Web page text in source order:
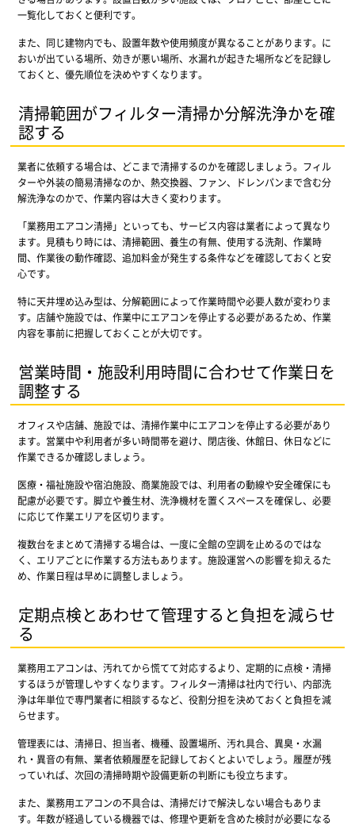
一覧化しておくと便利です。
また、同じ建物内でも、設置年数や使用頻度が異なることがあります。に
おいが出ている場所、効きが悪い場所、水漏れが起きた場所などを記録し
ておくと、優先順位を決めやすくなります。
清掃範囲がフィルター清掃か分解洗浄かを確
認する
業者に依頼する場合は、どこまで清掃するのかを確認しましょう。フィル
ターや外装の簡易清掃なのか、熱交換器、ファン、ドレンパンまで含む分
解洗浄なのかで、作業内容は大きく変わります。
「業務用エアコン清掃」といっても、サービス内容は業者によって異なり
ます。見積もり時には、清掃範囲、養生の有無、使用する洗剤、作業時
間、作業後の動作確認、追加料金が発生する条件などを確認しておくと安
心です。
特に天井埋め込み型は、分解範囲によって作業時間や必要人数が変わりま
す。店舗や施設では、作業中にエアコンを停止する必要があるため、作業
内容を事前に把握しておくことが大切です。
営業時間・施設利用時間に合わせて作業日を
調整する
オフィスや店舗、施設では、清掃作業中にエアコンを停止する必要があり
ます。営業中や利用者が多い時間帯を避け、閉店後、休館日、休日などに
作業できるか確認しましょう。
医療・福祉施設や宿泊施設、商業施設では、利用者の動線や安全確保にも
配慮が必要です。脚立や養生材、洗浄機材を置くスペースを確保し、必要
に応じて作業エリアを区切ります。
複数台をまとめて清掃する場合は、一度に全館の空調を止めるのではな
く、エリアごとに作業する方法もあります。施設運営への影響を抑えるた
め、作業日程は早めに調整しましょう。
定期点検とあわせて管理すると負担を減らせ
る
業務用エアコンは、汚れてから慌てて対応するより、定期的に点検・清掃
するほうが管理しやすくなります。フィルター清掃は社内で行い、内部洗
浄は年単位で専門業者に相談するなど、役割分担を決めておくと負担を減
らせます。
管理表には、清掃日、担当者、機種、設置場所、汚れ具合、異臭・水漏
れ・異音の有無、業者依頼履歴を記録しておくとよいでしょう。履歴が残
っていれば、次回の清掃時期や設備更新の判断にも役立ちます。
また、業務用エアコンの不具合は、清掃だけで解決しない場合もありま
す。年数が経過している機器では、修理や更新を含めた検討が必要になる